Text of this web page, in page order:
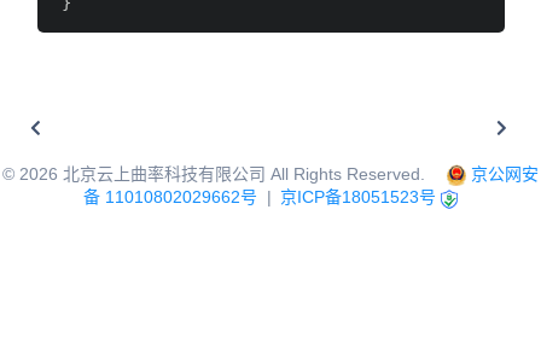
© 2026 北京云上曲率科技有限公司 All Rights Reserved.
京公网安
备 11010802029662号
| 京ICP备18051523号